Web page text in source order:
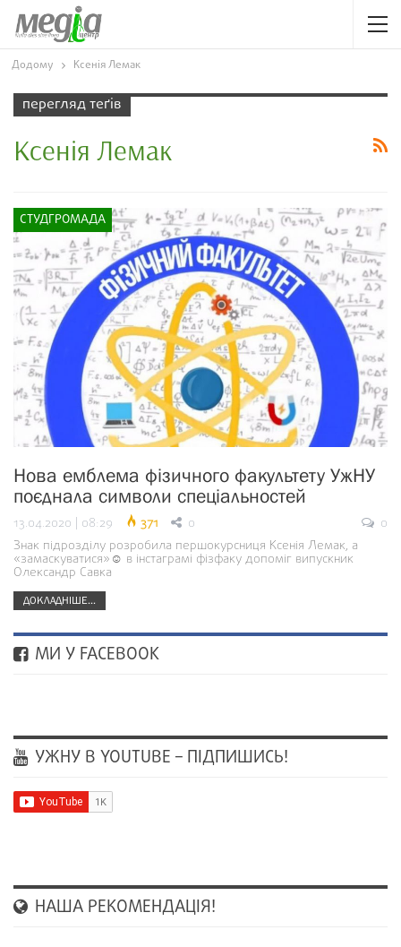
Додому Ксенія Лемак
перегляд теґів
Ксенія Лемак
СТУДГРОМАДА
Нова емблема фізичного факультету УжНУ
поєднала символи спеціальностей
13.04.2020 | 08:29 371 0
0
Знак підрозділу розробила першокурсниця Ксенія Лемак, а
«замаскуватися»☺ в інстаграмі фізфаку допоміг випускник
Олександр Савка
ДОКЛАДНІШЕ...
МИ У FACEBOOK
УЖНУ В YOUTUBE – ПІДПИШИСЬ!
НАША РЕКОМЕНДАЦІЯ!